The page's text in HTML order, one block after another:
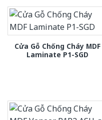
Cửa Gỗ Chống Cháy MDF
Laminate P1-SGD